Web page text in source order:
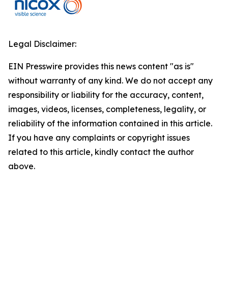
Legal Disclaimer:
EIN Presswire provides this news content "as is"
without warranty of any kind. We do not accept any
responsibility or liability for the accuracy, content,
images, videos, licenses, completeness, legality, or
reliability of the information contained in this article.
If you have any complaints or copyright issues
related to this article, kindly contact the author
above.